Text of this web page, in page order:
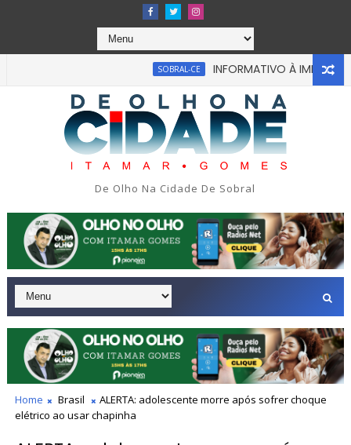
SOBRAL-CE INFORMATIVO À IMPRENSA
em tragédia na tarde da última segunda-feira 13/07/2026
De Olho Na Cidade De Sobral
Home Brasil
ALERTA: adolescente morre após sofrer choque
elétrico ao usar chapinha